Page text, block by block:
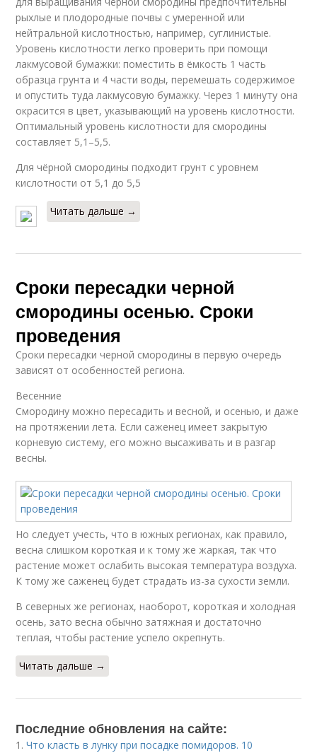
рыхлые и плодородные почвы с умеренной или
нейтральной кислотностью, например, суглинистые.
Уровень кислотности легко проверить при помощи
лакмусовой бумажки: поместить в ёмкость 1 часть
образца грунта и 4 части воды, перемешать содержимое
и опустить туда лакмусовую бумажку. Через 1 минуту она
окрасится в цвет, указывающий на уровень кислотности.
Оптимальный уровень кислотности для смородины
составляет 5,1–5,5.
Для чёрной смородины подходит грунт с уровнем
кислотности от 5,1 до 5,5
Читать дальше →
Сроки пересадки черной
смородины осенью. Сроки
проведения
Сроки пересадки черной смородины в первую очередь
зависят от особенностей региона.
Весенние
Смородину можно пересадить и весной, и осенью, и даже
на протяжении лета. Если саженец имеет закрытую
корневую систему, его можно высаживать и в разгар
весны.
Но следует учесть, что в южных регионах, как правило,
весна слишком короткая и к тому же жаркая, так что
растение может ослабить высокая температура воздуха.
К тому же саженец будет страдать из-за сухости земли.
В северных же регионах, наоборот, короткая и холодная
осень, зато весна обычно затяжная и достаточно
теплая, чтобы растение успело окрепнуть.
Читать дальше →
Последние обновления на сайте:
1.Что класть в лунку при посадке помидоров. 10